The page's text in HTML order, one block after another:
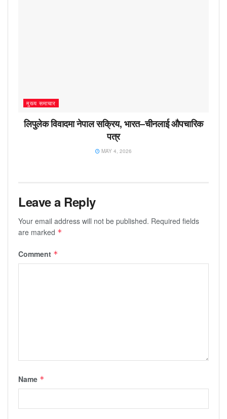
मुख्य समाचार
लिपुलेक विवादमा नेपाल सक्रिय, भारत–चीनलाई औपचारिक
पत्र
MAY 4, 2026
Leave a Reply
Your email address will not be published. Required fields
are marked *
Comment *
Name *